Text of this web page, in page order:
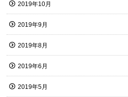
2019年10月
2019年9月
2019年8月
2019年6月
2019年5月